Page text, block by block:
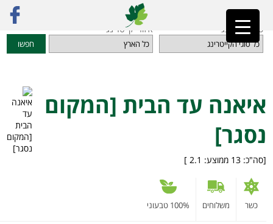
ראשי»מדריך קייטרינג »איאנה עד הבית [המקום נסגר]
סוגי קייטרינג איזורי קייטרינג
חפשו
איאנה עד הבית [המקום
נסגר]
[סה"כ: 13 ממוצע: 2.1
]
כשר משלוחים 100% טבעוני